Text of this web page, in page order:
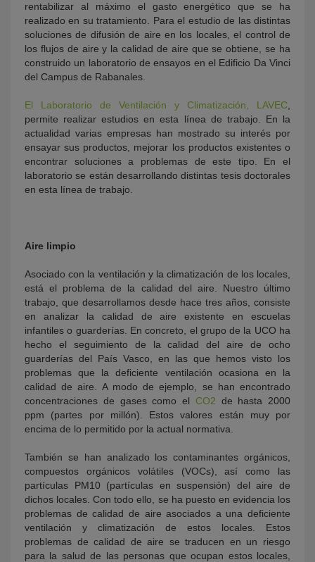
rentabilizar al máximo el gasto energético que se ha
realizado en su tratamiento. Para el estudio de las distintas
soluciones de difusión de aire en los locales, el control de
los flujos de aire y la calidad de aire que se obtiene, se ha
construido un laboratorio de ensayos en el Edificio Da Vinci
del Campus de Rabanales.
El Laboratorio de Ventilación y Climatización, LAVEC
permite realizar estudios en esta línea de trabajo. En la
actualidad varias empresas han mostrado su interés por
ensayar sus productos, mejorar los productos existentes o
encontrar soluciones a problemas de este tipo. En el
laboratorio se están desarrollando distintas tesis doctorales
en esta línea de trabajo.
Aire limpio
Asociado con la ventilación y la climatización de los locales,
está el problema de la calidad del aire. Nuestro último
trabajo, que desarrollamos desde hace tres años, consiste
en analizar la calidad de aire existente en escuelas
infantiles o guarderías. En concreto, el grupo de la UCO ha
hecho el seguimiento de la calidad del aire de ocho
guarderías del País Vasco, en las que hemos visto los
problemas que la deficiente ventilación ocasiona en la
calidad de aire. A modo de ejemplo, se han encontrado
concentraciones de gases como el CO2 de hasta 2000
ppm (partes por millón). Estos valores están muy por
encima de lo permitido por la actual normativa.
También se han analizado los contaminantes orgánicos,
compuestos orgánicos volátiles (VOCs), así como las
partículas PM10 (partículas en suspensión) del aire de
dichos locales. Con todo ello, se ha puesto en evidencia los
problemas de calidad de aire asociados a una deficiente
ventilación y climatización de estos locales. Estos
problemas de calidad de aire se traducen en un riesgo
para la salud de las personas que ocupan estos locales,